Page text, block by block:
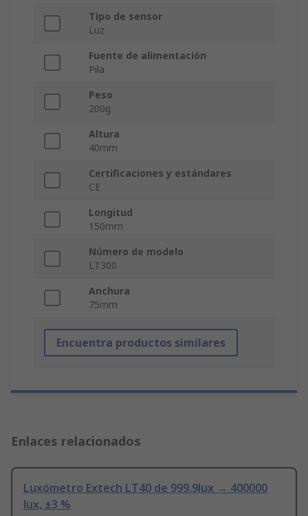
Tipo de sensor
Luz
Fuente de alimentación
Pila
Peso
200g
Altura
40mm
Certificaciones y estándares
CE
Longitud
150mm
Número de modelo
LT300
Anchura
75mm
Encuentra productos similares
Enlaces relacionados
Luxómetro Extech LT40 de 999.9lux → 400000
lux, ±3 %